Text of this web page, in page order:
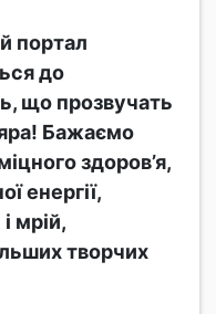
портал
до
що прозвучать
Бажаємо
здоров’я,
енергії,
мрій,
творчих